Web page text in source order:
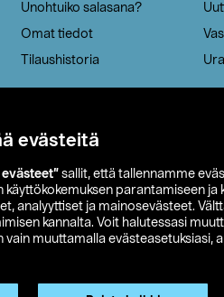
evästeitä
sallit, että tallennamme
käyttökokemuksen parantamiseen
analyyttiset ja mainosevästeet.
kannalta. Voit halutessasi
muuttamalla evästeasetuksiasi,
Unohtuiko salasana?
Omat tiedot
Tilaushistoria Ura